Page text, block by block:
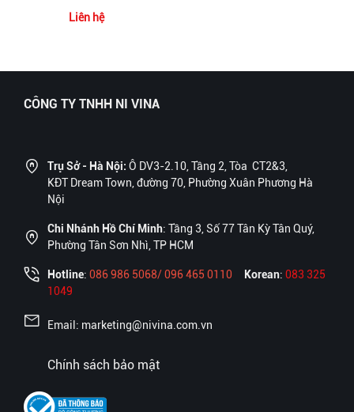
Liên hệ
CÔNG TY TNHH NI VINA
Trụ Sở - Hà Nội: Ô DV3-2.10, Tầng 2, Tòa CT2&3,
KĐT Dream Town, đường 70, Phường Xuân Phương Hà
Nội
Chi Nhánh Hồ Chí Minh: Tầng 3, Số 77 Tân Kỳ Tân Quý,
Phường Tân Sơn Nhì, TP HCM
Hotline: 086 986 5068/ 096 465 0110 Korean: 083 325
1049
Email: marketing@nivina.com.vn
Chính sách bảo mật